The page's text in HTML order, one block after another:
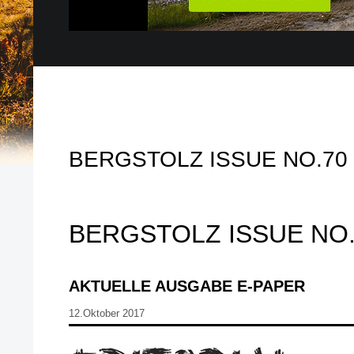
BERGSTOLZ ISSUE NO.70
BERGSTOLZ ISSUE
AKTUELLE AUSGABE E-PAPER
12.Oktober 2017